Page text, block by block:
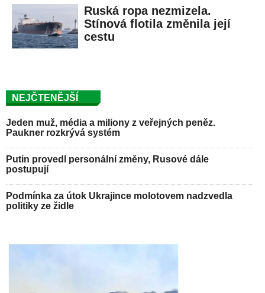
Ruská ropa nezmizela.
Stínová flotila změnila její
cestu
NEJČTENĚJŠÍ
Jeden muž, média a miliony z veřejných peněz.
Paukner rozkrývá systém
Putin provedl personální změny, Rusové dále
postupují
Podmínka za útok Ukrajince molotovem nadzvedla
politiky ze židle